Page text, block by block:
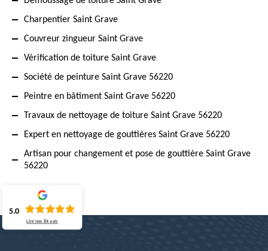
Charpentier Saint Grave
Couvreur zingueur Saint Grave
Vérification de toiture Saint Grave
Société de peinture Saint Grave 56220
Peintre en bâtiment Saint Grave 56220
Travaux de nettoyage de toiture Saint Grave 56220
Expert en nettoyage de gouttières Saint Grave 56220
Artisan pour changement et pose de gouttière Saint Grave
56220
5.0
Lire nos84 avis